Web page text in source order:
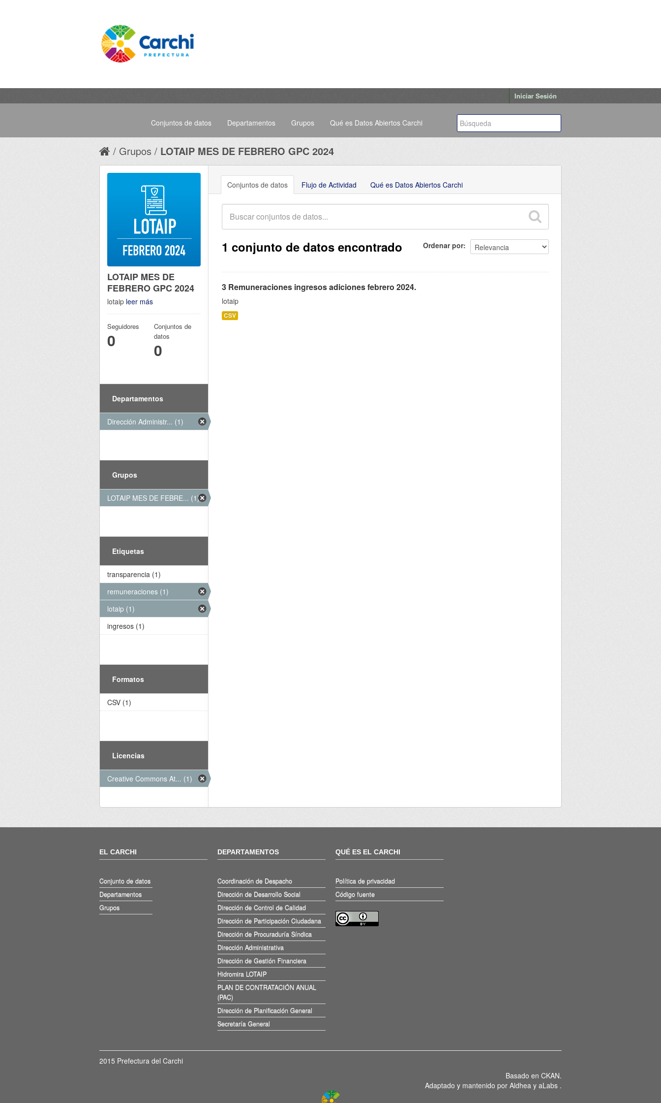
Iniciar Sesión
Conjuntos de datos Departamentos Grupos Qué es Datos Abiertos Carchi
Grupos LOTAIP MES DE FEBRERO GPC 2024
Conjuntos de datos Flujo de Actividad Qué es Datos Abiertos Carchi
Ordenar por
1 conjunto de datos encontrado
3 Remuneraciones ingresos adiciones febrero 2024.
lotaip
CSV
LOTAIP MES DE
FEBRERO GPC 2024
lotaip leer más
Seguidores
0
Conjuntos de
datos
0
Departamentos
Dirección Administr... (1)
Grupos
LOTAIP MES DE FEBRE... (1)
Etiquetas
transparencia (1)
remuneraciones (1)
lotaip (1)
ingresos (1)
Formatos
CSV (1)
Licencias
Creative Commons At... (1)
EL CARCHI
Conjunto de datos
Departamentos
Grupos
DEPARTAMENTOS
Coordinación de Despacho
Dirección de Desarrollo Social
Dirección de Control de Calidad
Dirección de Participación Ciudadana
Dirección de Procuraduría Síndica
Dirección Administrativa
Dirección de Gestión Financiera
Hidromira LOTAIP
PLAN DE CONTRATACIÓN ANUAL
(PAC)
Dirección de Planificación General
Secretaría General
QUÉ ES EL CARCHI
Política de privacidad
Código fuente
2015 Prefectura del Carchi
Basado en CKAN.
Adaptado y mantenido por Aldhea y aLabs .